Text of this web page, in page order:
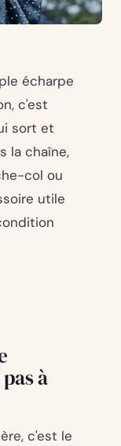
écharpe
c'est
sort et
la chaîne,
col ou
utile
à
c'est le